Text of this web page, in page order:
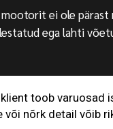
mootorit ei ole
ega lahti
klient toob varuosad
või nõrk detail võib